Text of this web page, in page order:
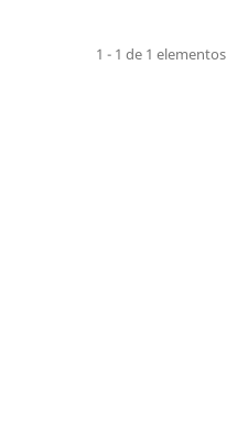
1 - 1 de 1 elementos